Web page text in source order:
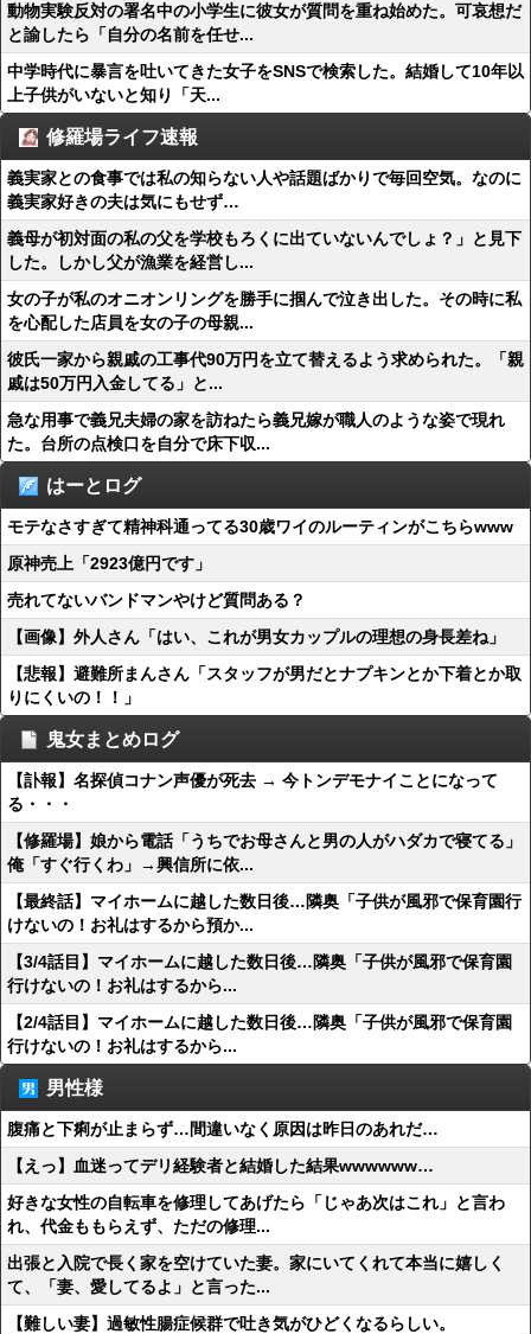
動物実験反対の署名中の小学生に彼女が質問を重ね始めた。可哀想だ
と諭したら「自分の名前を任せ...
中学時代に暴言を吐いてきた女子をSNSで検索した。結婚して10年以
上子供がいないと知り「天...
修羅場ライフ速報
義実家との食事では私の知らない人や話題ばかりで毎回空気。なのに
義実家好きの夫は気にもせず…
義母が初対面の私の父を学校もろくに出ていないんでしょ？」と見下
した。しかし父が漁業を経営し...
女の子が私のオニオンリングを勝手に掴んで泣き出した。その時に私
を心配した店員を女の子の母親...
彼氏一家から親戚の工事代90万円を立て替えるよう求められた。「親
戚は50万円入金してる」と...
急な用事で義兄夫婦の家を訪ねたら義兄嫁が職人のような姿で現れ
た。台所の点検口を自分で床下収...
はーとログ
モテなさすぎて精神科通ってる30歳ワイのルーティンがこちらwww
原神売上「2923億円です」
売れてないバンドマンやけど質問ある？
【画像】外人さん「はい、これが男女カップルの理想の身長差ね」
【悲報】避難所まんさん「スタッフが男だとナプキンとか下着とか取
りにくいの！！」
鬼女まとめログ
【訃報】名探偵コナン声優が死去 → 今トンデモナイことになって
る・・・
【修羅場】娘から電話「うちでお母さんと男の人がハダカで寝てる」
俺「すぐ行くわ」→興信所に依...
【最終話】マイホームに越した数日後…隣奥「子供が風邪で保育園行
けないの！お礼はするから預か...
【3/4話目】マイホームに越した数日後…隣奥「子供が風邪で保育園
行けないの！お礼はするから...
【2/4話目】マイホームに越した数日後…隣奥「子供が風邪で保育園
行けないの！お礼はするから...
男性様
腹痛と下痢が止まらず…間違いなく原因は昨日のあれだ…
【えっ】血迷ってデリ経験者と結婚した結果wwwwww…
好きな女性の自転車を修理してあげたら「じゃあ次はこれ」と言わ
れ、代金ももらえず、ただの修理...
出張と入院で長く家を空けていた妻。家にいてくれて本当に嬉しく
て、「妻、愛してるよ」と言った...
【難しい妻】過敏性腸症候群で吐き気がひどくなるらしい。